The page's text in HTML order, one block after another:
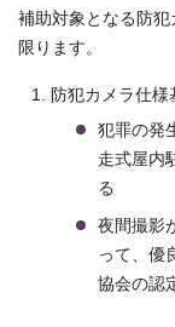
補助対象となる防
限ります。
防犯カメラ仕様
犯罪の発
走式屋内
る
夜間撮影
って、優
協会の認